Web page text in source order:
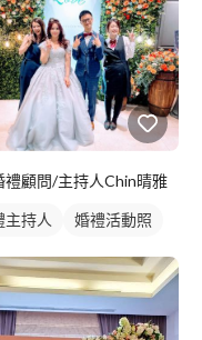
禮顧問/主持人Chin晴雅
主持人 婚禮活動照